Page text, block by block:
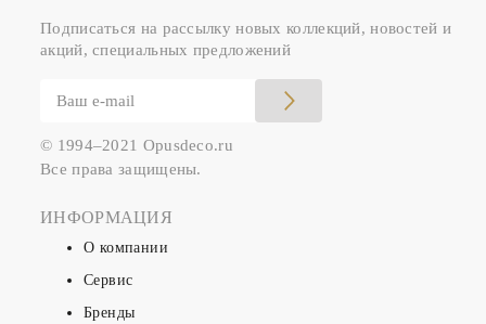
Подписаться на рассылку новых коллекций, новостей и
акций, специальных предложений
© 1994–2021 Opusdeco.ru
Все права защищены.
ИНФОРМАЦИЯ
О компании
Сервис
Бренды